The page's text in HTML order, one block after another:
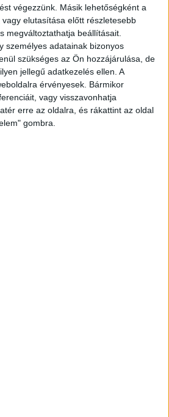
végezzünk. Másik lehetőségként a
elutasítása előtt részletesebb
megváltoztathatja beállításait.
személyes adatainak bizonyos
szükséges az Ön hozzájárulása, de
jellegű adatkezelés ellen. A
érvényesek. Bármikor
vagy visszavonhatja
erre az oldalra, és rákattint az oldal
gombra.
abban, hogy a WWE
márkává váljon az
as években.”
ki a családnak, barátoknak és
millióinak világszerte.
mint pankrátor.
a ringben, hanem a kamerák